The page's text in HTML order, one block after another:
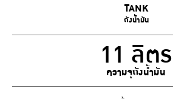
TANK
ถังน้ำมัน
11 ลิตร
ความจุถังน้ำมัน